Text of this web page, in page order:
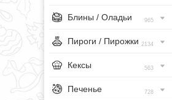
Блины / Оладьи 965
Пироги / Пирожки 2134
Кексы 563
Печенье 728